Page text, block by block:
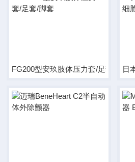
FG200型安玖肢体压力套/足套/脚套
日